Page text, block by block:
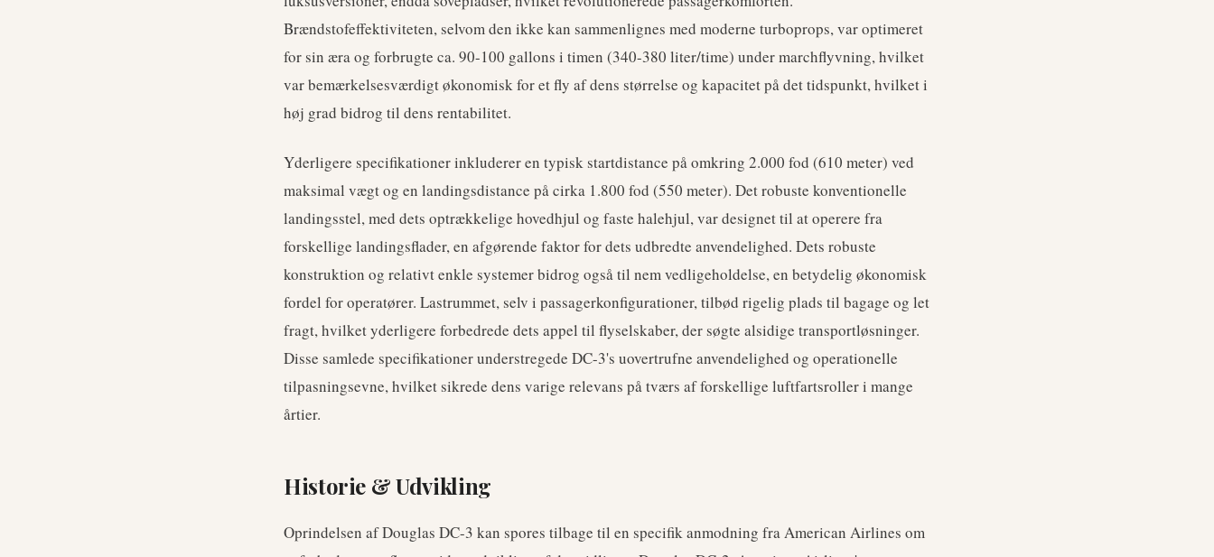
Brændstofeffektiviteten, selvom den ikke kan sammenlignes med moderne turboprops, var optimeret
for sin æra og forbrugte ca. 90-100 gallons i timen (340-380 liter/time) under marchflyvning, hvilket
var bemærkelsesværdigt økonomisk for et fly af dens størrelse og kapacitet på det tidspunkt, hvilket i
høj grad bidrog til dens rentabilitet.
Yderligere specifikationer inkluderer en typisk startdistance på omkring 2.000 fod (610 meter) ved
maksimal vægt og en landingsdistance på cirka 1.800 fod (550 meter). Det robuste konventionelle
landingsstel, med dets optrækkelige hovedhjul og faste halehjul, var designet til at operere fra
forskellige landingsflader, en afgørende faktor for dets udbredte anvendelighed. Dets robuste
konstruktion og relativt enkle systemer bidrog også til nem vedligeholdelse, en betydelig økonomisk
fordel for operatører. Lastrummet, selv i passagerkonfigurationer, tilbød rigelig plads til bagage og let
fragt, hvilket yderligere forbedrede dets appel til flyselskaber, der søgte alsidige transportløsninger.
Disse samlede specifikationer understregede DC-3's uovertrufne anvendelighed og operationelle
tilpasningsevne, hvilket sikrede dens varige relevans på tværs af forskellige luftfartsroller i mange
årtier.
Historie & Udvikling
Oprindelsen af Douglas DC-3 kan spores tilbage til en specifik anmodning fra American Airlines om